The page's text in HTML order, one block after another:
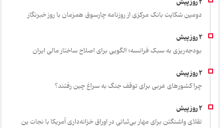
دومین شکایت بانک مرکزی از روزنامه چارسوق همزمان با روز خبرنگار
بودجه‌ریزی به سبک فرانسه؛ الگویی برای اصلاح ساختار مالی ایران
چرا کشورهای عربی برای توقف جنگ به سراغ چین رفتند؟
تقلای واشنگتن برای مهار بی‌ثباتی در اوراق خزانه‌داری آمریکا با نجات ین